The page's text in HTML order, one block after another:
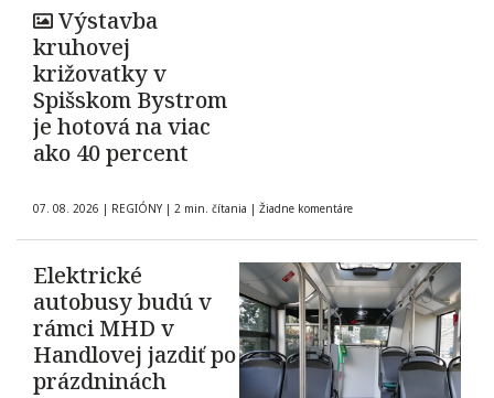
Výstavba
kruhovej
križovatky v
Spišskom Bystrom
je hotová na viac
ako 40 percent
07. 08. 2026 | REGIÓNY | 2 min. čítania | Žiadne komentáre
Elektrické
autobusy budú v
rámci MHD v
Handlovej jazdiť po
prázdninách